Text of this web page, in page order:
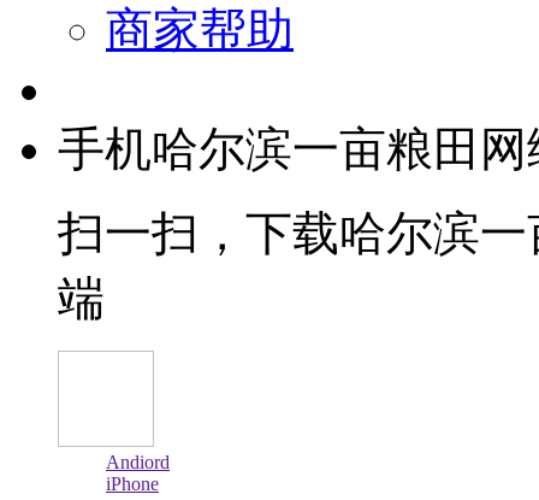
商家帮助
手机哈尔滨一亩粮田
扫一扫，下载哈尔滨
端
Andiord
iPhone